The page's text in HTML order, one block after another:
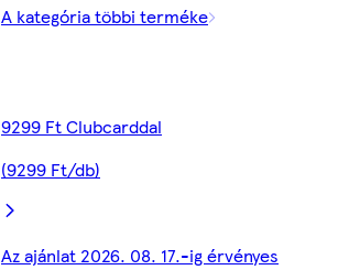
A kategória többi terméke
9299 Ft Clubcarddal
(9299 Ft/db)
Az ajánlat 2026. 08. 17.-ig érvényes